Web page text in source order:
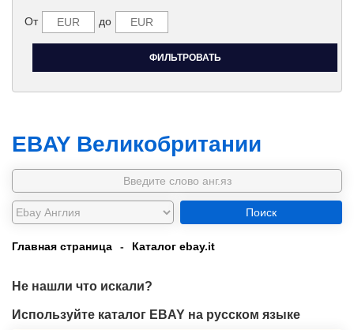
От до
EBAY Великобритании
Поиск
Главная страница - Каталог ebay.it
Не нашли что искали?
Используйте каталог EBAY на русском языке